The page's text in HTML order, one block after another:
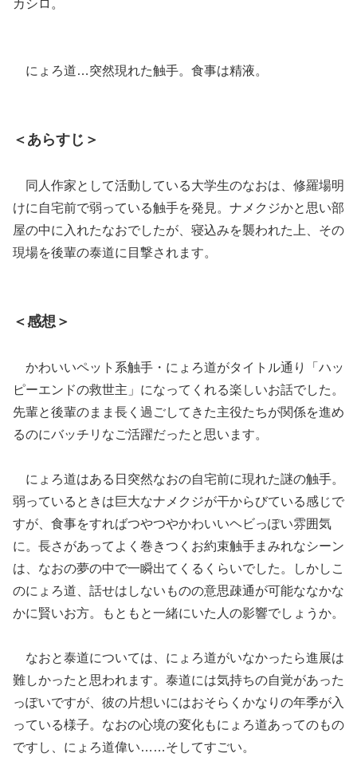
カシロ。
にょろ道…突然現れた触手。食事は精液。
＜あらすじ＞
同人作家として活動している大学生のなおは、修羅場明
けに自宅前で弱っている触手を発見。ナメクジかと思い部
屋の中に入れたなおでしたが、寝込みを襲われた上、その
現場を後輩の泰道に目撃されます。
＜感想＞
かわいいペット系触手・にょろ道がタイトル通り「ハッ
ピーエンドの救世主」になってくれる楽しいお話でした。
先輩と後輩のまま長く過ごしてきた主役たちが関係を進め
るのにバッチリなご活躍だったと思います。
にょろ道はある日突然なおの自宅前に現れた謎の触手。
弱っているときは巨大なナメクジが干からびている感じで
すが、食事をすればつやつやかわいいヘビっぽい雰囲気
に。長さがあってよく巻きつくお約束触手まみれなシーン
は、なおの夢の中で一瞬出てくるくらいでした。しかしこ
のにょろ道、話せはしないものの意思疎通が可能ななかな
かに賢いお方。もともと一緒にいた人の影響でしょうか。
なおと泰道については、にょろ道がいなかったら進展は
難しかったと思われます。泰道には気持ちの自覚があった
っぽいですが、彼の片想いにはおそらくかなりの年季が入
っている様子。なおの心境の変化もにょろ道あってのもの
ですし、にょろ道偉い……そしてすごい。